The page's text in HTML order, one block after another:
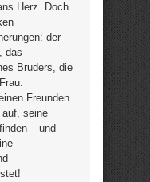
Herz. Doch
der
das
Bruders, die
Freunden
seine
– und